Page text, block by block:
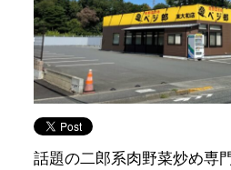
話題の二郎系肉野菜炒め専